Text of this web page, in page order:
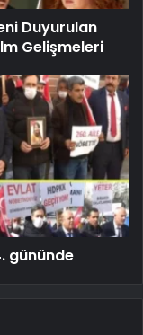
Duyurulan
Gelişmeleri
gününde